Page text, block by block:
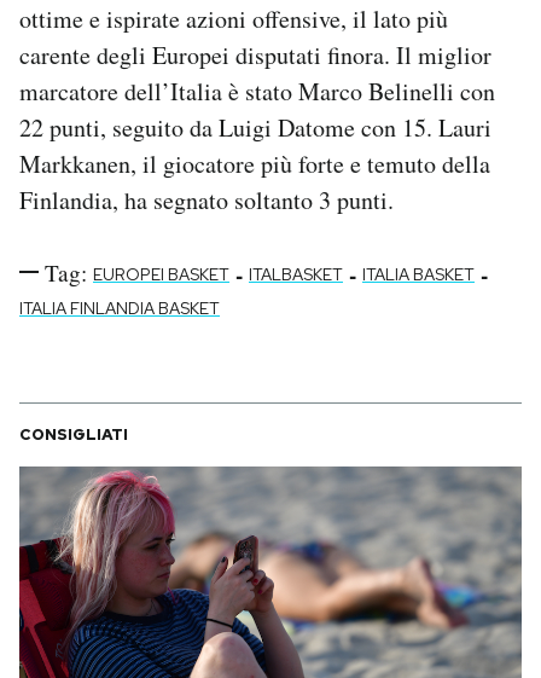
ottime e ispirate azioni offensive, il lato più
carente degli Europei disputati finora. Il miglior
marcatore dell’Italia è stato Marco Belinelli con
22 punti, seguito da Luigi Datome con 15. Lauri
Markkanen, il giocatore più forte e temuto della
Finlandia, ha segnato soltanto 3 punti.
Tag: EUROPEI BASKET - ITALBASKET - ITALIA BASKET -
ITALIA FINLANDIA BASKET
CONSIGLIATI